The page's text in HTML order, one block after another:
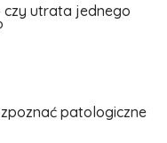
czy utrata jednego
patologiczne